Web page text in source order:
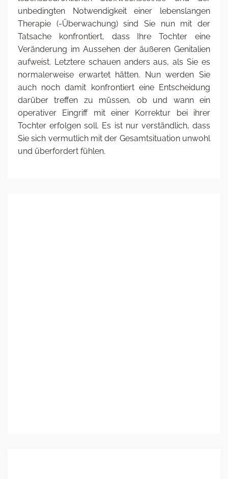
unbedingten Notwendigkeit einer lebenslangen
Therapie (-Überwachung) sind Sie nun mit der
Tatsache konfrontiert, dass Ihre Tochter eine
Veränderung im Aussehen der äußeren Genitalien
aufweist. Letztere schauen anders aus, als Sie es
normalerweise erwartet hätten. Nun werden Sie
auch noch damit konfrontiert eine Entscheidung
darüber treffen zu müssen, ob und wann ein
operativer Eingriff mit einer Korrektur bei ihrer
Tochter erfolgen soll. Es ist nur verständlich, dass
Sie sich vermutlich mit der Gesamtsituation unwohl
und überfordert fühlen.